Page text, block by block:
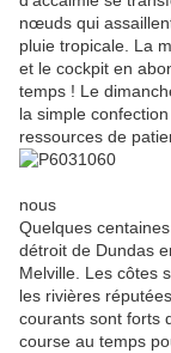
nœuds qui
pluie tropicale. La
et le cockpit en
temps ! Le
la simple
ressources de
Ca
nous
Quelques
détroit de Dundas
Melville. Les côtes
les rivières
courants sont forts
course au temps